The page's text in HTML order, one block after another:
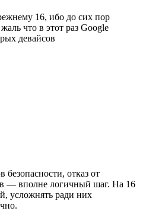
16, ибо до сих пор
что в этот раз Google
девайсов
безопасности, отказ от
— вполне логичный шаг. На 16
усложнять ради них